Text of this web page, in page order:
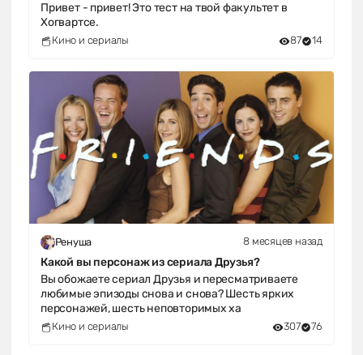
Привет - привет! Это тест на твой факультет в
Хогвартсе.
Кино и сериалы 87 14
Ренуша 8 месяцев назад
Какой вы персонаж из сериала Друзья?
Вы обожаете сериал Друзья и пересматриваете
любимые эпизоды снова и снова? Шесть ярких
персонажей, шесть неповторимых ха
Кино и сериалы 307 76